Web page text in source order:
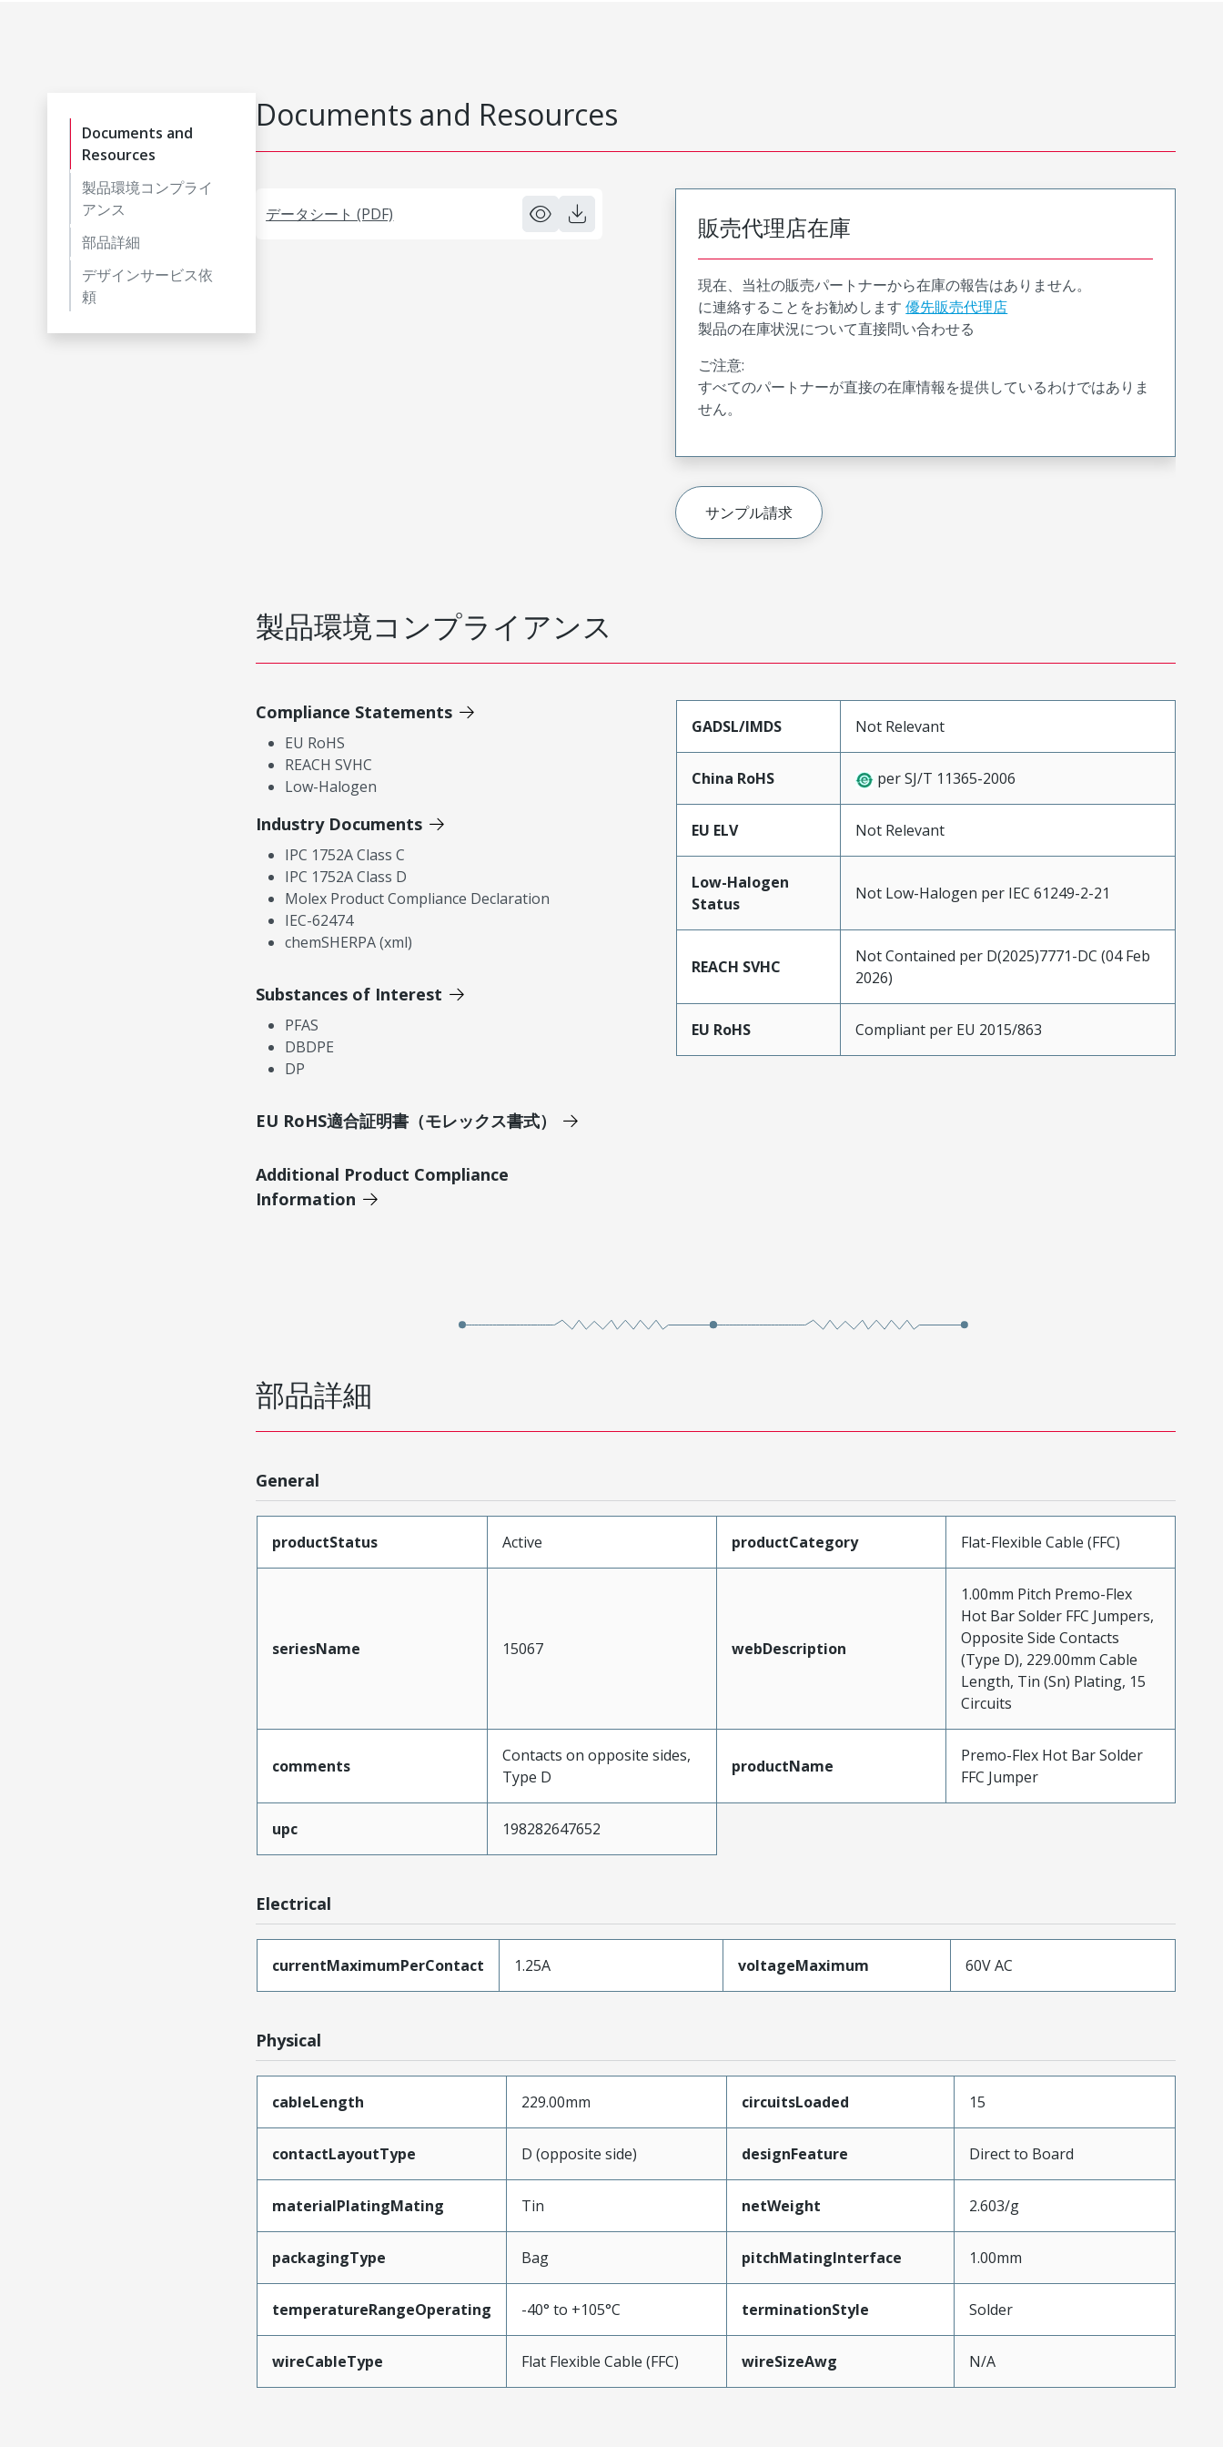
Documents and
Resources
製品環境コンプライ
アンス
部品詳細
デザインサービス依
頼
Documents and Resources
データシート (PDF) 販売代理店在庫
現在、当社の販売パートナーから在庫の報告はありません。
に連絡することをお勧めします 優先販売代理店
製品の在庫状況について直接問い合わせる
ご注意:
すべてのパートナーが直接の在庫情報を提供しているわけではありま
せん。
サンプル請求
製品環境コンプライアンス
Compliance Statements
EU RoHS
REACH SVHC
Low-Halogen
Industry Documents
IPC 1752A Class C
IPC 1752A Class D
Molex Product Compliance Declaration
IEC-62474
chemSHERPA (xml)
Substances of Interest
PFAS
DBDPE
DP
EU RoHS適合証明書（モレックス書式）
Additional Product Compliance
Information
GADSL/IMDS Not Relevant
China RoHS per SJ/T 11365-2006
EU ELV Not Relevant
Low-Halogen
Status
Not Low-Halogen per IEC 61249-2-21
REACH SVHC
Not Contained per D(2025)7771-DC (04 Feb
2026)
EU RoHS Compliant per EU 2015/863
部品詳細
General
productStatus Active productCategory Flat-Flexible Cable (FFC)
seriesName 15067 webDescription
1.00mm Pitch Premo-Flex
Hot Bar Solder FFC Jumpers,
Opposite Side Contacts
(Type D), 229.00mm Cable
Length, Tin (Sn) Plating, 15
Circuits
comments
Contacts on opposite sides,
Type D
productName
Premo-Flex Hot Bar Solder
FFC Jumper
upc 198282647652
Electrical
currentMaximumPerContact 1.25A voltageMaximum 60V AC
Physical
cableLength 229.00mm circuitsLoaded 15
contactLayoutType D (opposite side) designFeature Direct to Board
materialPlatingMating Tin netWeight 2.603/g
packagingType Bag pitchMatingInterface 1.00mm
temperatureRangeOperating -40° to +105°C terminationStyle Solder
wireCableType Flat Flexible Cable (FFC) wireSizeAwg N/A